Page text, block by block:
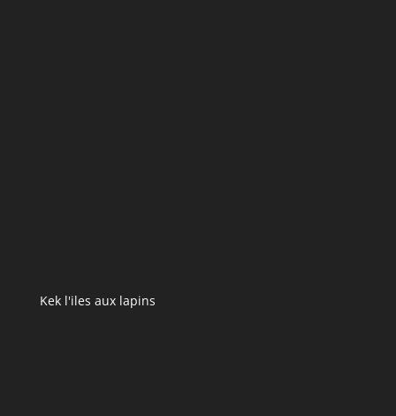
Kek l'iles aux lapins